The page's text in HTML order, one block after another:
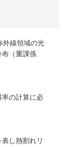
線領域の光
（重課係
の計算に必
し熱割れリ